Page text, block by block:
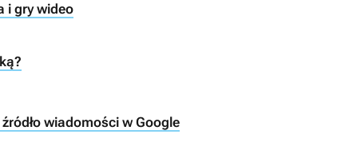
i gry wideo
wiadomości w Google